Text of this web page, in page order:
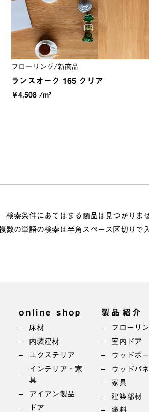
フローリング/新商品
ランスオーク 165 クリア
￥4,508 /m²
検索条件にあてはまる商品は見つかりま
数の単語の検索は半角スペース区切りで
online shop
床材
内装建材
エクステリア
インテリア・家
具
アイアン製品
ドア
製品紹介
フローリ
室内ドア
ウッドボ
ウッドパ
家具
建築部材
塗料